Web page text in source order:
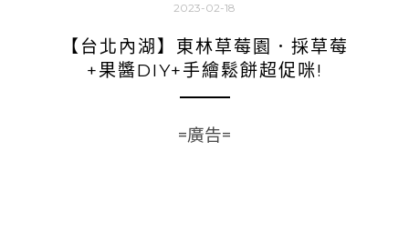
2023-02-18
【台北內湖】東林草莓園．採草莓
+果醬DIY+手繪鬆餅超促咪!
=廣告=